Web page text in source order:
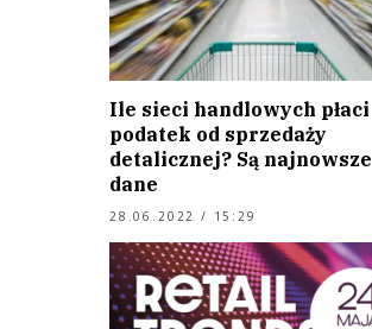
Ile sieci handlowych płaci
podatek od sprzedaży
detalicznej? Są najnowsze
dane
28.06.2022 / 15:29